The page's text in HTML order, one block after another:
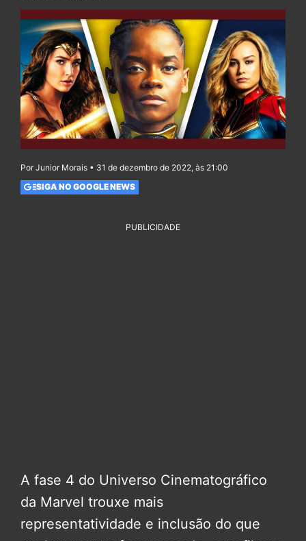
Por Junior Morais • 31 de dezembro de 2022, às 21:00
SIGA NO GOOGLE NEWS
PUBLICIDADE
A fase 4 do Universo Cinematográfico
da Marvel trouxe mais
representatividade e inclusão do que